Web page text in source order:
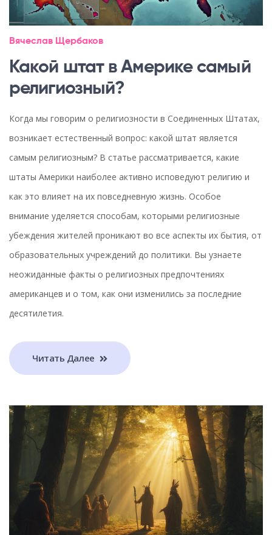
Вячеслав Щербаков
Какой штат в Америке самый
религиозный?
Когда мы говорим о религиозности в Соединенных Штатах,
возникает естественный вопрос: какой штат является
самым религиозным? В статье рассматривается, какие
штаты Америки наиболее активно исповедуют религию и
как это влияет на их повседневную жизнь. Особое
внимание уделяется способам, которыми религиозные
убеждения жителей проникают во все аспекты их бытия, от
образовательных учреждений до политики. Вы узнаете
неожиданные факты о религиозных предпочтениях
американцев и о том, как они изменились за последние
десятилетия.
Читать Далее